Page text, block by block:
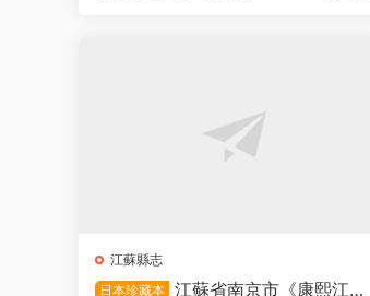
江蘇縣志
日本珍藏本 江蘇省南京市《康熙江甯